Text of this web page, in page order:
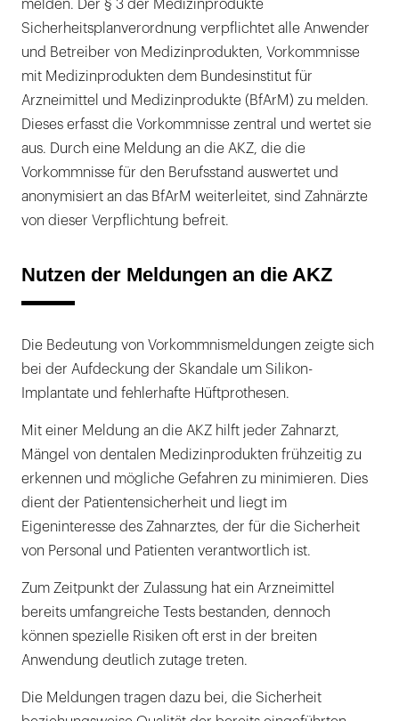
melden. Der § 3 der Medizinprodukte
Sicherheitsplanverordnung verpflichtet alle Anwender
und Betreiber von Medizinprodukten, Vorkommnisse
mit Medizinprodukten dem Bundesinstitut für
Arzneimittel und Medizinprodukte (BfArM) zu melden.
Dieses erfasst die Vorkommnisse zentral und wertet sie
aus. Durch eine Meldung an die AKZ, die die
Vorkommnisse für den Berufsstand auswertet und
anonymisiert an das BfArM weiterleitet, sind Zahnärzte
von dieser Verpflichtung befreit.
Nutzen der Meldungen an die AKZ
Die Bedeutung von Vorkommnismeldungen zeigte sich
bei der Aufdeckung der Skandale um Silikon-
Implantate und fehlerhafte Hüftprothesen.
Mit einer Meldung an die AKZ hilft jeder Zahnarzt,
Mängel von dentalen Medizinprodukten frühzeitig zu
erkennen und mögliche Gefahren zu minimieren. Dies
dient der Patientensicherheit und liegt im
Eigeninteresse des Zahnarztes, der für die Sicherheit
von Personal und Patienten verantwortlich ist.
Zum Zeitpunkt der Zulassung hat ein Arzneimittel
bereits umfangreiche Tests bestanden, dennoch
können spezielle Risiken oft erst in der breiten
Anwendung deutlich zutage treten.
Die Meldungen tragen dazu bei, die Sicherheit